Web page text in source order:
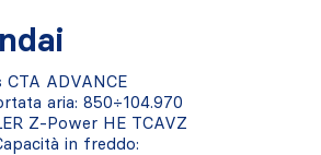
ADVANCE
aria: 850÷104.970
Z-Power HE TCAVZ
in freddo: